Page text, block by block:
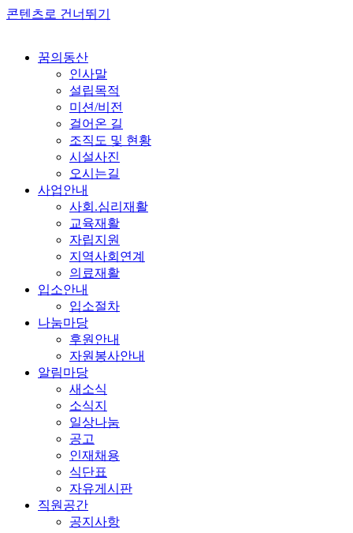
콘텐츠로 건너뛰기
꿈의동산
인사말
설립목적
미션/비전
걸어온 길
조직도 및 현황
시설사진
오시는길
사업안내
사회.심리재활
교육재활
자립지원
지역사회연계
의료재활
입소안내
입소절차
나눔마당
후원안내
자원봉사안내
알림마당
새소식
소식지
일상나눔
공고
인재채용
식단표
자유게시판
직원공간
공지사항